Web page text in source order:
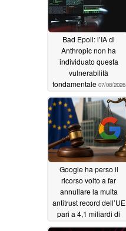
Bad Epoll: l’IA di
Anthropic non ha
individuato questa
vulnerabilità
fondamentale 07/08/2026
Google ha perso il
ricorso volto a far
annullare la multa
antitrust record dell’UE
pari a 4,1 miliardi di
07/04/2026